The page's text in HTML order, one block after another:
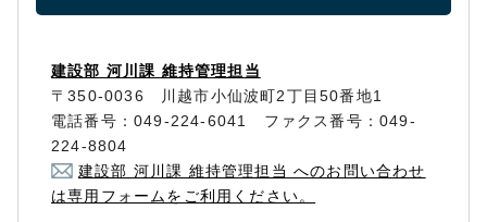
建設部 河川課 維持管理担当
〒350-0036 川越市小仙波町2丁目50番地1
電話番号：049-224-6041 ファクス番号：049-
224-8804
建設部 河川課 維持管理担当 へのお問い合わせ
は専用フォームをご利用ください。